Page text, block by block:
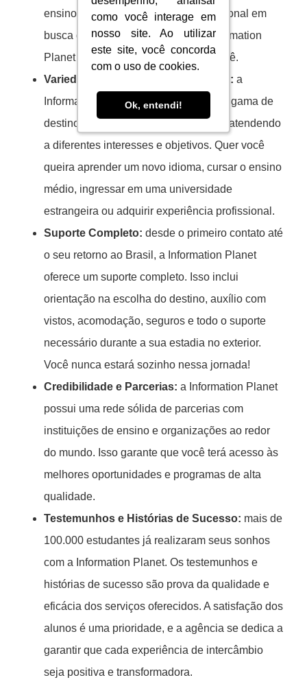
como você interage em
nosso site. Ao utilizar
este site, você concorda
com o uso de cookies.
Ok, entendi!
como você interage em
nosso site. Ao utilizar
este site, você concorda
com o uso de cookies.
Ok, entendi!
ensino médio, universitário ou profissional em
busca de novas oportunidades, a Information
Planet tem a solução perfeita para você.
Variedade de Destinos e Programas: a
Information Planet oferece uma ampla gama de
destinos e programas de intercâmbio, atendendo
a diferentes interesses e objetivos. Quer você
queira aprender um novo idioma, cursar o ensino
médio, ingressar em uma universidade
estrangeira ou adquirir experiência profissional.
Suporte Completo: desde o primeiro contato até
o seu retorno ao Brasil, a Information Planet
oferece um suporte completo. Isso inclui
orientação na escolha do destino, auxílio com
vistos, acomodação, seguros e todo o suporte
necessário durante a sua estadia no exterior.
Você nunca estará sozinho nessa jornada!
Credibilidade e Parcerias: a Information Planet
possui uma rede sólida de parcerias com
instituições de ensino e organizações ao redor
do mundo. Isso garante que você terá acesso às
melhores oportunidades e programas de alta
qualidade.
Testemunhos e Histórias de Sucesso: mais de
100.000 estudantes já realizaram seus sonhos
com a Information Planet. Os testemunhos e
histórias de sucesso são prova da qualidade e
eficácia dos serviços oferecidos. A satisfação dos
alunos é uma prioridade, e a agência se dedica a
garantir que cada experiência de intercâmbio
seja positiva e transformadora.